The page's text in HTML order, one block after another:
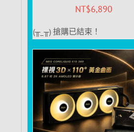
NT$6,890
(╥_╥) 搶購已結束！